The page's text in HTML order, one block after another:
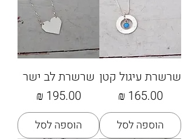
שרשרת עיגול קטן
מחיר
הוספה לסל
שרשרת לב ישר
מחיר
הוספה לסל